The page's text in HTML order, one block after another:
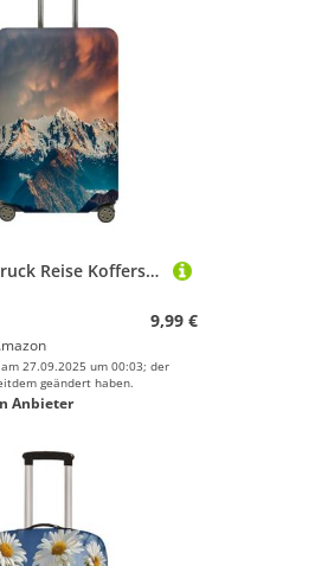
Surwin 3D Druck Reise Kofferschutzhülle Reisetasche Kofferbezug Elastisch Kofferhülle Gepäck Cover Waschbare Reisekoffer Hülle Schutz Bezug Schutzhülle (Bunte Berge 7,L (26-28 Zoll))
9,99 €
27.09.2025 um 00:03; der
geändert haben.
Anbieter